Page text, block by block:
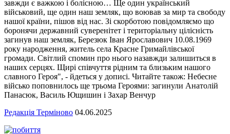
завжди є важкою і болісною… Ще один український
військовий, ще один наш земляк, що воював за мир та свободу
нашої країни, пішов від нас. Зі скорботою повідомляємо що
боронячи державний суверенітет і територіальну цілісність
загинув наш земляк, Березюк Іван Ярославович 10.08.1969
року народження, житель села Красне Гримайлівської
громади. Світлий спомин про нього назавжди залишиться в
наших серцях. Щирі співчуття рідним та близьким нашого
славного Героя", - йдеться у дописі. Читайте також: Небесне
військо поповнилось ще трьома Героями: загинули Анатолій
Панасюк, Василь Ющишин і Захар Венчур
Редакція Терміново 04.06.2025